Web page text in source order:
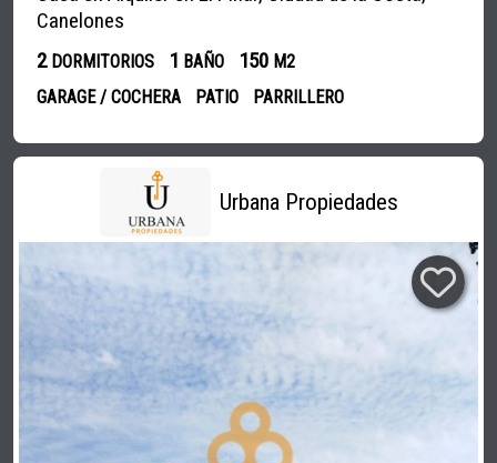
Canelones
2DORMITORIOS 1 BAÑO 150 M2
GARAGE / COCHERA
PATIO PARRILLERO
Urbana Propiedades